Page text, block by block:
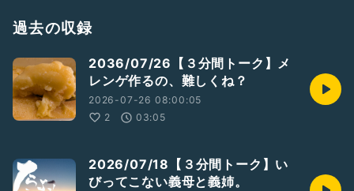
5d2fc595d21deb229c90b7?source=sns&
;dv=pc&mid=other&date=20260515&ctg=ent&bt=tw_up
2026/05/15 最近のウルトラマンて、どこで放送してるか知
ってる？
https://abr.ge/gu4naw
#ライブ配信
#あふたーとーく
#ウルトラマン #ウルトラマンオメガは良いぞ
過去の収録
2036/07/26【３分間トーク】メ
レンゲ作るの、難しくね？
2026-07-26 08:00:05
2
03:05
2026/07/18【３分間トーク】い
びってこない義母と義姉。